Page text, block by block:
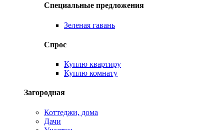
Специальные предложения
Зеленая гавань
Спрос
Куплю квартиру
Куплю комнату
Загородная
Коттеджи, дома
Дачи